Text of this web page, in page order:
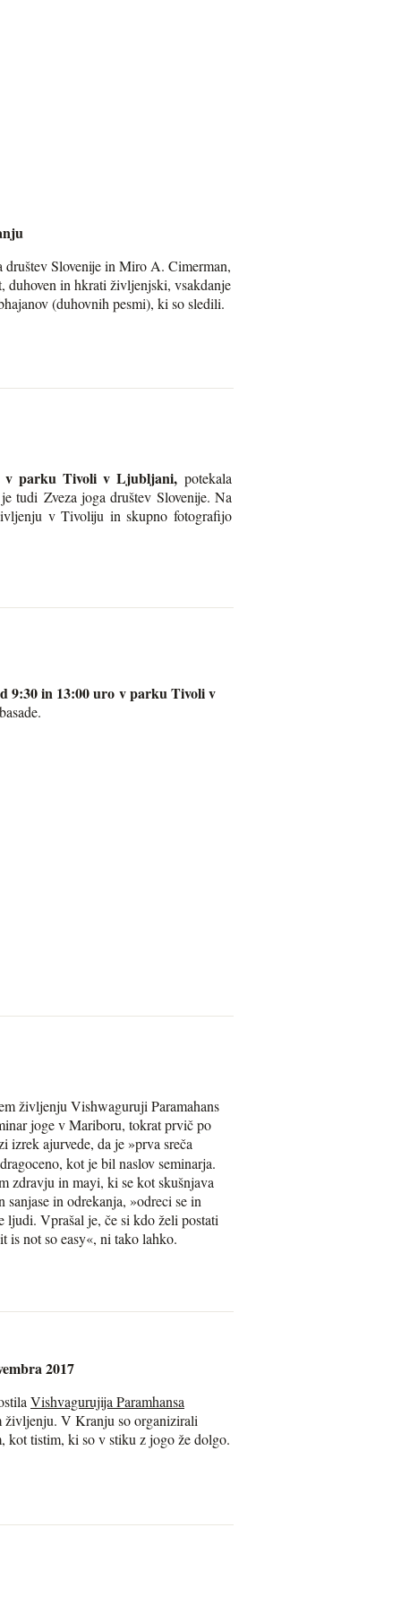
društev Slovenije in Miro A. Cimerman,
duhoven in hkrati življenjski, vsakdanje
(duhovnih pesmi), ki so sledili.
v parku Tivoli v Ljubljani, potekala
tudi Zveza joga društev Slovenije. Na
v Tivoliju in skupno fotografijo
9:30 in 13:00 uro v parku Tivoli v
življenju Vishwaguruji Paramahans
joge v Mariboru, tokrat prvič po
izrek ajurvede, da je »prva sreča
kot je bil naslov seminarja.
zdravju in mayi, ki se kot skušnjava
in odrekanja, »odreci se in
Vprašal je, če si kdo želi postati
is not so easy«, ni tako lahko.
2017
Vishvagurujija Paramhansa
življenju. V Kranju so organizirali
kot tistim, ki so v stiku z jogo že dolgo.